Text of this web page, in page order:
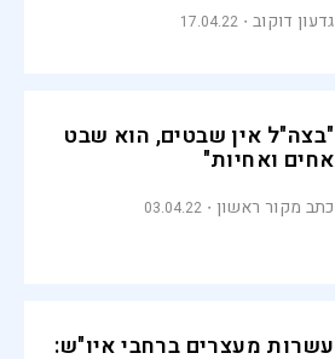
גדעון דוקוב 17.04.22
"בצה"ל אין שבטים, הוא שבט
אחים ואחיות"
כתב מקור ראשון 03.04.22
עשרות מעצרים ברחבי איו"ש: